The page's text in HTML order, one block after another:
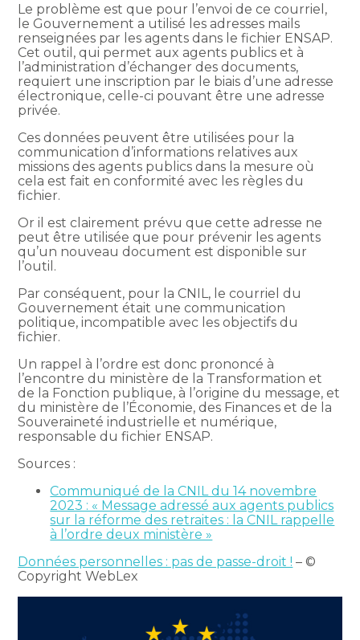
Le problème est que pour l’envoi de ce courriel,
le Gouvernement a utilisé les adresses mails
renseignées par les agents dans le fichier ENSAP.
Cet outil, qui permet aux agents publics et à
l’administration d’échanger des documents,
requiert une inscription par le biais d’une adresse
électronique, celle-ci pouvant être une adresse
privée.
Ces données peuvent être utilisées pour la
communication d’informations relatives aux
missions des agents publics dans la mesure où
cela est fait en conformité avec les règles du
fichier.
Or il est clairement prévu que cette adresse ne
peut être utilisée que pour prévenir les agents
qu’un nouveau document est disponible sur
l’outil.
Par conséquent, pour la CNIL, le courriel du
Gouvernement était une communication
politique, incompatible avec les objectifs du
fichier.
Un rappel à l’ordre est donc prononcé à
l’encontre du ministère de la Transformation et
de la Fonction publique, à l’origine du message, et
du ministère de l’Économie, des Finances et de la
Souveraineté industrielle et numérique,
responsable du fichier ENSAP.
Sources :
Communiqué de la CNIL du 14 novembre
2023 : « Message adressé aux agents publics
sur la réforme des retraites : la CNIL rappelle
à l’ordre deux ministère »
Données personnelles : pas de passe-droit ! – ©
Copyright WebLex